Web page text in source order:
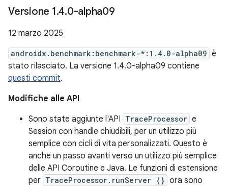
Versione 1.4.0-alpha09
12 marzo 2025
androidx.benchmark:benchmark-*:1.4.0-alpha09 è
stato rilasciato. La versione 1.4.0-alpha09 contiene
questi commit.
Modifiche alle API
Sono state aggiunte l'API TraceProcessor e
Session con handle chiudibili, per un utilizzo più
semplice con cicli di vita personalizzati. Questo è
anche un passo avanti verso un utilizzo più semplice
delle API Coroutine e Java. Le funzioni di estensione
per TraceProcessor.runServer {} ora sono